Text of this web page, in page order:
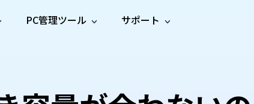
データ復元 LINE データ復元
動画修
写真修
メント
オ
PC管理ツール
ルを検出・削除
WindowsのDLLエラーを修復
サポート
イドセンター